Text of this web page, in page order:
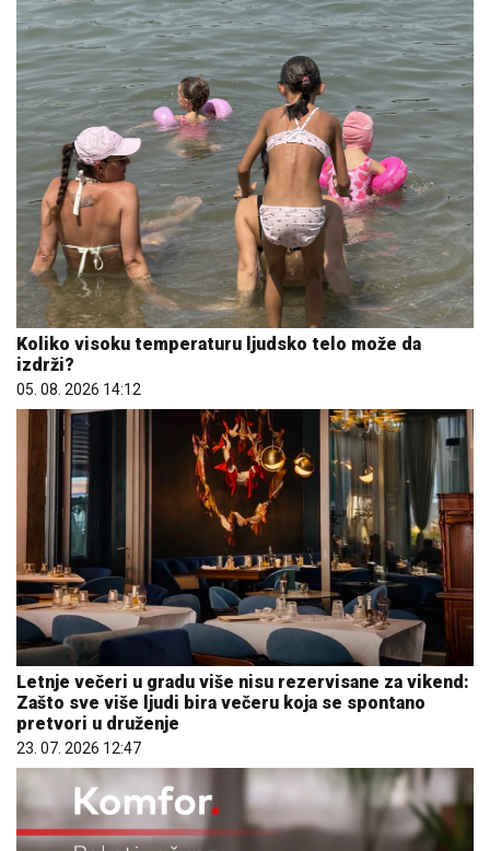
Koliko visoku temperaturu ljudsko telo može da
izdrži?
05. 08. 2026 14:12
Letnje večeri u gradu više nisu rezervisane za vikend:
Zašto sve više ljudi bira večeru koja se spontano
pretvori u druženje
23. 07. 2026 12:47